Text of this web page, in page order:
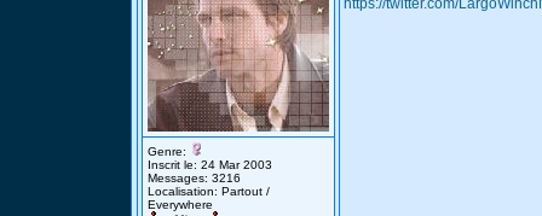
Genre:
Inscrit le: 24 Mar 2003
Messages: 3216
Localisation: Partout /
Everywhere
https://twitter.com/